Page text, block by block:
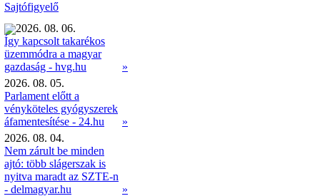
Sajtófigyelő
2026. 08. 06.
Így kapcsolt takarékos
üzemmódra a magyar
gazdaság - hvg.hu
»
2026. 08. 05.
Parlament előtt a
vényköteles gyógyszerek
áfamentesítése - 24.hu
»
2026. 08. 04.
Nem zárult be minden
ajtó: több slágerszak is
nyitva maradt az SZTE-n
- delmagyar.hu
»